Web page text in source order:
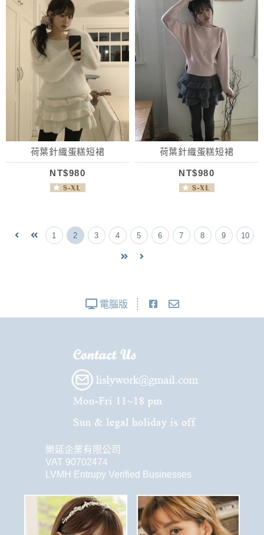
荷葉針織蛋糕短裙
NT$980
荷葉針織蛋糕短裙
NT$980
1 2 3 4 5 6 7 8 9 10
電腦版
樂延企業有限公司
VAT 90702474
LVMH Entrupy Verified Businesses